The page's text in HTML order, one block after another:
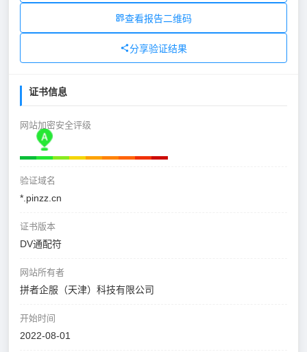
查看报告二维码
分享验证结果
证书信息
网站加密安全评级
验证域名
*.pinzz.cn
证书版本
DV通配符
网站所有者
拼者企服（天津）科技有限公司
开始时间
2022-08-01